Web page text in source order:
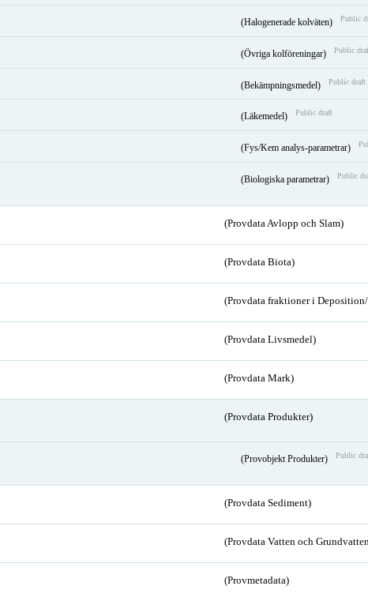
(Halogenerade kolväten) Public
(Övriga kolföreningar) Public
(Bekämpningsmedel) Public draft
(Läkemedel) Public draft
(Fys/Kem analys-parametrar)
(Biologiska parametrar) Public
(Provdata Avlopp och Slam)
(Provdata Biota)
(Provdata fraktioner i
(Provdata Livsmedel)
(Provdata Mark)
(Provdata Produkter)
(Provobjekt Produkter) Public
(Provdata Sediment)
(Provdata Vatten och
(Provmetadata)